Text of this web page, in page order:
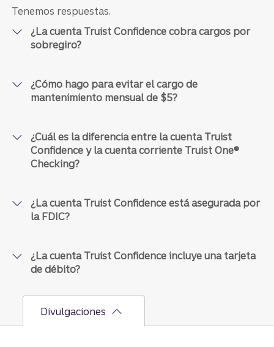
Tenemos respuestas.
¿La cuenta Truist Confidence​​​​​​​ cobra cargos por
sobregiro?
¿Cómo hago para evitar el cargo de
mantenimiento mensual de $5?
¿Cuál es la diferencia entre la cuenta Truist
Confidence y la cuenta corriente Truist One®
Checking​​​​​​​?
¿La cuenta Truist Confidence está asegurada por
la FDIC?
¿La cuenta Truist Confidence incluye una tarjeta
de débito?
Divulgaciones